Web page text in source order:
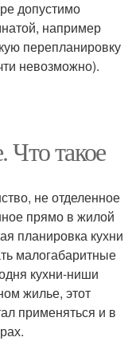
допустимо
например
перепланировку
невозможно).
Что такое
не отделенное
прямо в жилой
планировка кухни
малогабаритные
кухни-ниши
жилье, этот
применяться и в